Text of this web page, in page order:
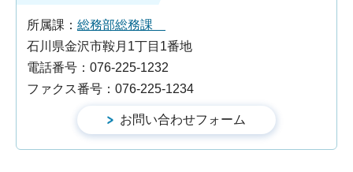
所属課： 総務部総務課
石川県金沢市鞍月1丁目1番地
電話番号：076-225-1232
ファクス番号：076-225-1234